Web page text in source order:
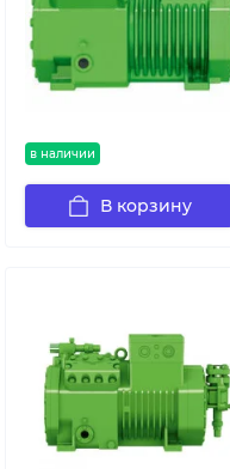
в наличии
В корзину